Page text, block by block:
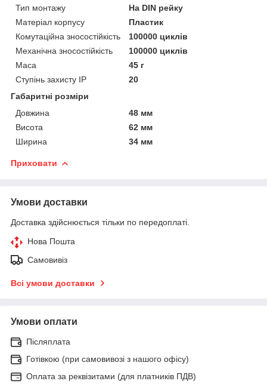
Тип монтажу
На DIN рейку
Матеріал корпусу
Пластик
Комутаційна зносостійкість
100000 циклів
Механічна зносостійкість
100000 циклів
Маса
45 г
Ступінь захисту IP
20
Габаритні розміри
Довжина
48 мм
Висота
62 мм
Ширина
34 мм
Приховати
Умови доставки
Доставка здійснюється тільки по передоплаті.
Нова Пошта
Самовивіз
Всі умови доставки
Умови оплати
Післяплата
Готівкою (при самовивозі з нашого офісу)
Оплата за реквізитами (для платників ПДВ)